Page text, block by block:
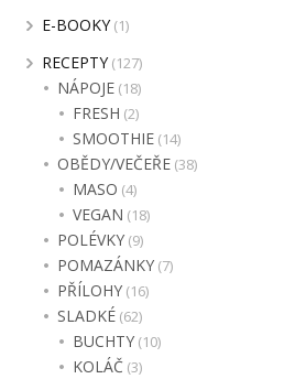
E-BOOKY(1)
RECEPTY(127)
NÁPOJE (18)
FRESH (2)
SMOOTHIE (14)
OBĚDY/VEČEŘE (38)
MASO (4)
VEGAN (18)
POLÉVKY (9)
POMAZÁNKY (7)
PŘÍLOHY (16)
SLADKÉ (62)
BUCHTY (10)
KOLÁČ (3)